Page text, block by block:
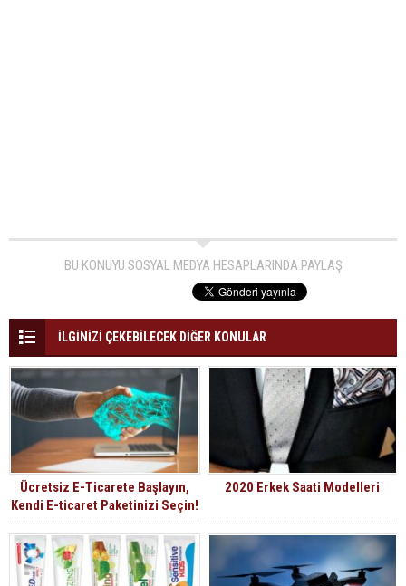
BU KONUYU SOSYAL MEDYA HESAPLARINDA PAYLAŞ
İLGİNİZİ ÇEKEBİLECEK DİĞER KONULAR
Ücretsiz E-Ticarete Başlayın,
Kendi E-ticaret Paketinizi Seçin!
2020 Erkek Saati Modelleri